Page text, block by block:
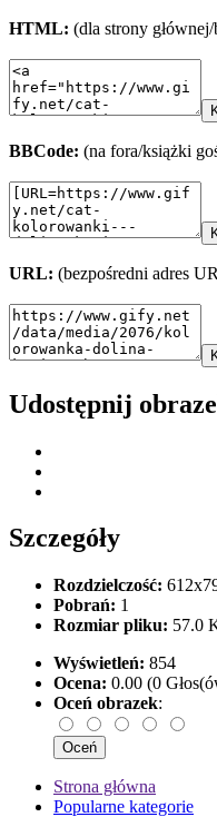
HTML: (dla strony
BBCode: (na fora/książki
URL: (bezpośredni adres
Udostępnij
Szczegóły
Rozdzielczość:
Pobrań: 1
Rozmiar pliku: 57.0
Wyświetleń: 854
Ocena: 0.00 (0
Oceń obrazek:
Strona główna
Popularne kategorie